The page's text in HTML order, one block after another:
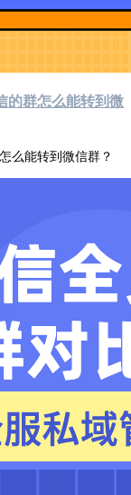
的群怎么能转到微
么能转到微信群？